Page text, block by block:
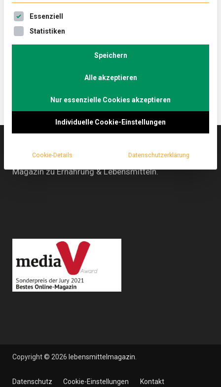
Es
Sommer, Sonne, Speiseeis – bei der Berlin Ice Cream
Week 2022 haben sich die „Eisdealer“ gegenseitig
übertroffen. Lebensmittelmagazin.de hat ein paar
lebensmittelmagazin
(.de) ist das Online-
Magazin zu Ernährung & Lebensmitteln.
Copyright © 2026 lebensmittelmagazin
Datenschutz Cookie-Einstellungen Kontakt
Es folgt eine Liste der Service-Gruppen, für die eine
Essenziell
Statistiken
Speichern
Alle akzeptieren
Nur essenzielle Cookies akzeptieren
Individuelle Cookie-Einstellungen
Cookie-Details Datenschutzerklärung